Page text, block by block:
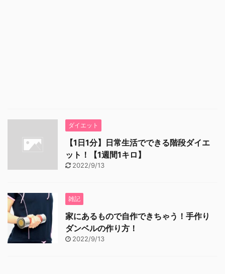
ダイエット
【1日1分】日常生活でできる階段ダイエ
ット！【1週間1キロ】
2022/9/13
雑記
家にあるもので自作できちゃう！手作り
ダンベルの作り方！
2022/9/13